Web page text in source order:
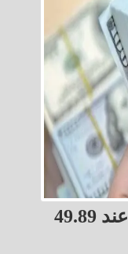
أعلى سعر للدولار في البنوك عند 49.89